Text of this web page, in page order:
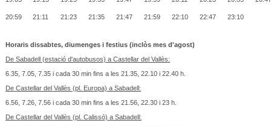
20:59 21:11 21:23 21:35 21:47 21:59 22:10 22:47 23:10
Horaris dissabtes, diumenges i festius (inclòs mes d'agost)
De Sabadell (estació d'autobusos) a Castellar del Vallès:
6.35, 7.05, 7.35 i cada 30 min fins a les 21.35, 22.10 i 22.40 h.
De Castellar del Vallès (pl. Europa) a Sabadell:
6.56, 7.26, 7.56 i cada 30 min fins a les 21.56, 22.30 i 23 h.
De Castellar del Vallès (pl. Calissó) a Sabadell: